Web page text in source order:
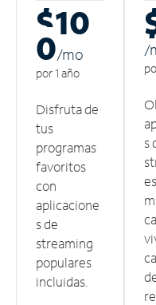
$10
0/mo
por 1 año
Disfruta de
tus
programas
favoritos
con
aplicacione
s de
streaming
populares
incluidas.
/
s